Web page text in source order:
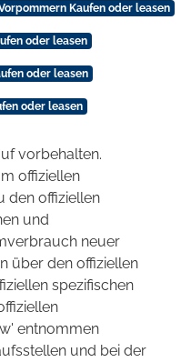
Kaufen oder leasen
oder leasen
oder leasen
oder leasen
vorbehalten.
offiziellen
den offiziellen
und
neuer
über den offiziellen
spezifischen
entnommen
und bei der